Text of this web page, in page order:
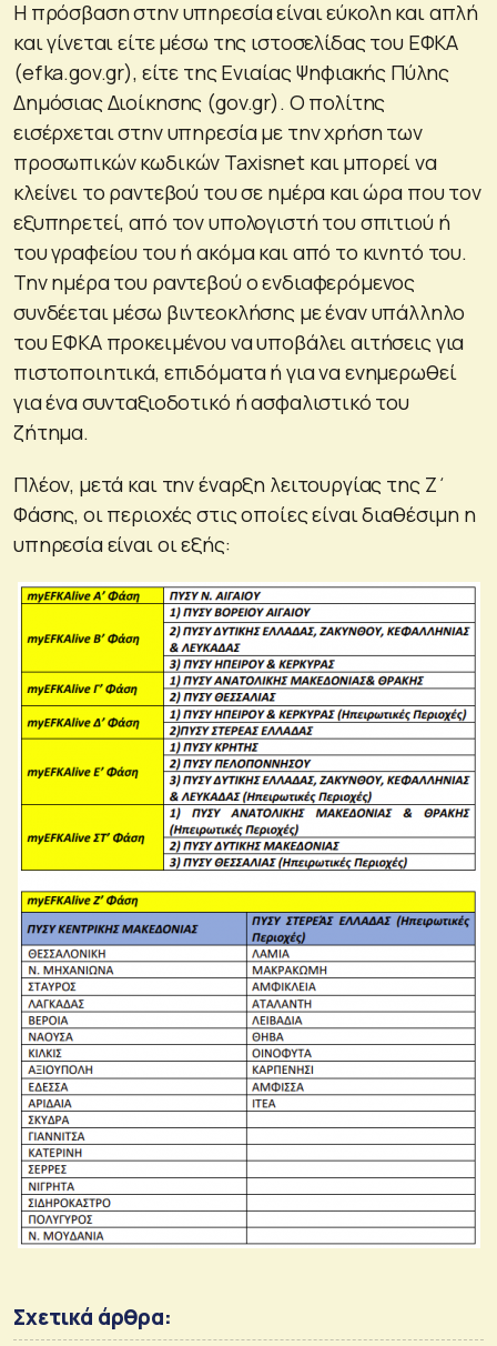
Η πρόσβαση στην υπηρεσία είναι εύκολη και απλή
και γίνεται είτε μέσω της ιστοσελίδας του ΕΦΚΑ
(efka.gov.gr), είτε της Ενιαίας Ψηφιακής Πύλης
Δημόσιας Διοίκησης (gov.gr). Ο πολίτης
εισέρχεται στην υπηρεσία με την χρήση των
προσωπικών κωδικών Taxisnet και μπορεί να
κλείνει το ραντεβού του σε ημέρα και ώρα που τον
εξυπηρετεί, από τον υπολογιστή του σπιτιού ή
του γραφείου του ή ακόμα και από το κινητό του.
Την ημέρα του ραντεβού ο ενδιαφερόμενος
συνδέεται μέσω βιντεοκλήσης με έναν υπάλληλο
του ΕΦΚΑ προκειμένου να υποβάλει αιτήσεις για
πιστοποιητικά, επιδόματα ή για να ενημερωθεί
για ένα συνταξιοδοτικό ή ασφαλιστικό του
ζήτημα.
Πλέον, μετά και την έναρξη λειτουργίας της Ζ΄
Φάσης, οι περιοχές στις οποίες είναι διαθέσιμη η
υπηρεσία είναι οι εξής:
Σχετικά άρθρα: